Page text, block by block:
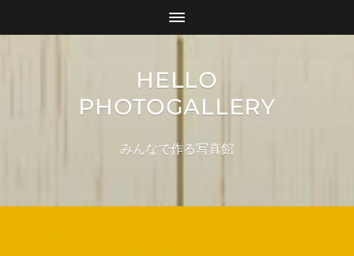
HELLO
PHOTOGALLERY
みんなで作る写真館